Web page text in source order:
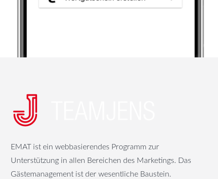
EMAT ist ein webbasierendes Programm zur
Unterstützung in allen Bereichen des Marketings. Das
Gästemanagement ist der wesentliche Baustein.